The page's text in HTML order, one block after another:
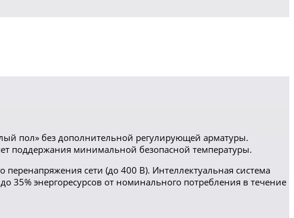
пол» без дополнительной регулирующей арматуры.
поддержания минимальной безопасной температуры.
сети (до 400 В). Интеллектуальная система
энергоресурсов от номинального потребления в течение